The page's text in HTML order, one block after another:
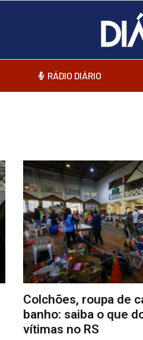
RÁDIO DIÁRIO
Colchões, roupa de
banho: saiba o que
vítimas no RS